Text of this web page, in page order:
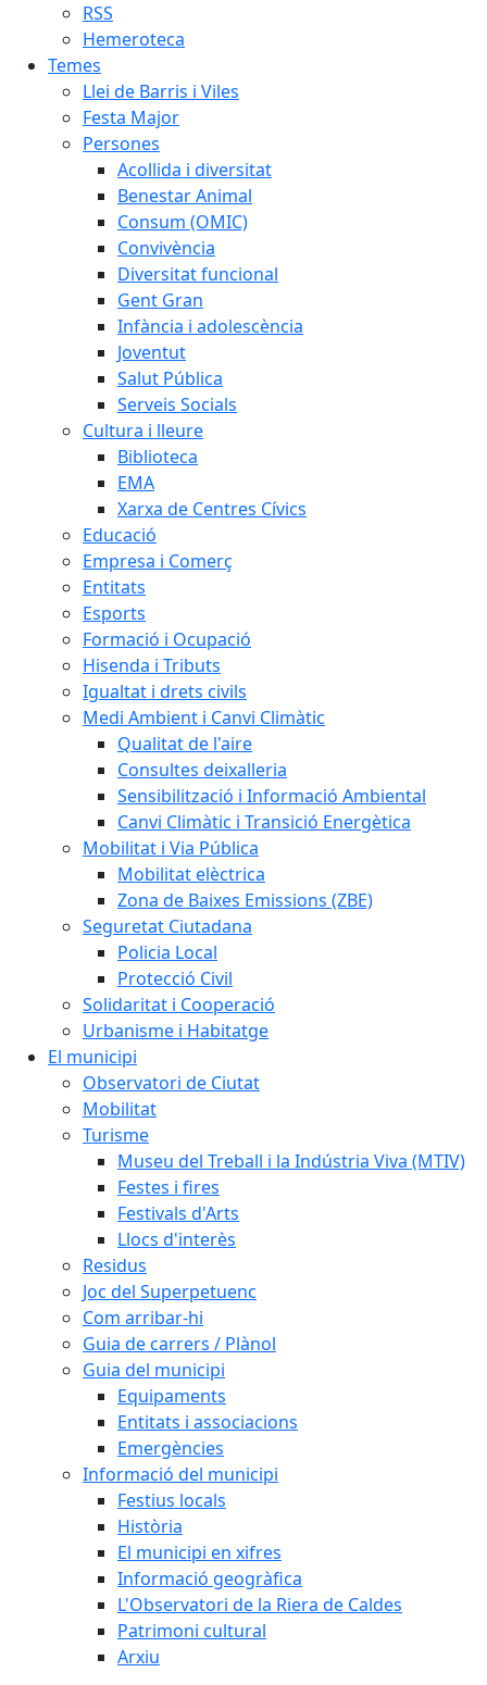
RSS
Hemeroteca
Temes
Llei de Barris i Viles
Festa Major
Persones
Acollida i diversitat
Benestar Animal
Consum (OMIC)
Convivència
Diversitat funcional
Gent Gran
Infància i adolescència
Joventut
Salut Pública
Serveis Socials
Cultura i lleure
Biblioteca
EMA
Xarxa de Centres Cívics
Educació
Empresa i Comerç
Entitats
Esports
Formació i Ocupació
Hisenda i Tributs
Igualtat i drets civils
Medi Ambient i Canvi Climàtic
Qualitat de l'aire
Consultes deixalleria
Sensibilització i Informació Ambiental
Canvi Climàtic i Transició Energètica
Mobilitat i Via Pública
Mobilitat elèctrica
Zona de Baixes Emissions (ZBE)
Seguretat Ciutadana
Policia Local
Protecció Civil
Solidaritat i Cooperació
Urbanisme i Habitatge
El municipi
Observatori de Ciutat
Mobilitat
Turisme
Museu del Treball i la Indústria Viva (MTIV)
Festes i fires
Festivals d'Arts
Llocs d'interès
Residus
Joc del Superpetuenc
Com arribar-hi
Guia de carrers / Plànol
Guia del municipi
Equipaments
Entitats i associacions
Emergències
Informació del municipi
Festius locals
Història
El municipi en xifres
Informació geogràfica
L'Observatori de la Riera de Caldes
Patrimoni cultural
Arxiu